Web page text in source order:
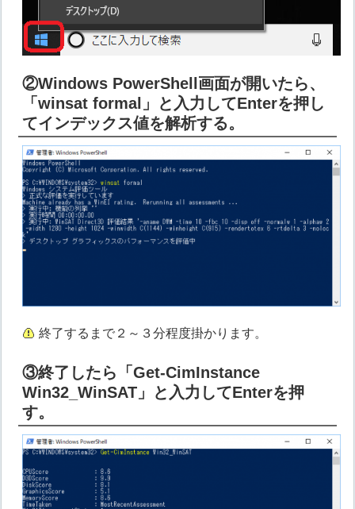
②Windows PowerShell画面が開いたら、
「winsat formal」と入力してEnterを押し
てインデックス値を解析する。
終了するまで２～３分程度掛かります。
③終了したら「Get-CimInstance
Win32_WinSAT」と入力してEnterを押
す。